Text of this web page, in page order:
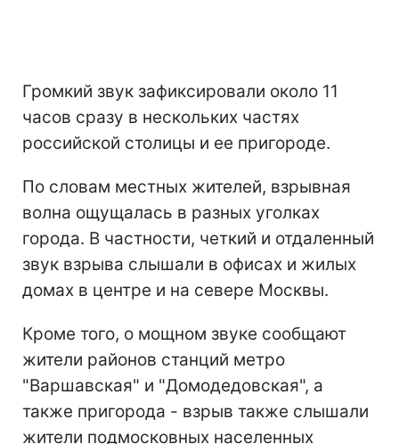
Громкий звук зафиксировали около 11
часов сразу в нескольких частях
российской столицы и ее пригороде.
По словам местных жителей, взрывная
волна ощущалась в разных уголках
города. В частности, четкий и отдаленный
звук взрыва слышали в офисах и жилых
домах в центре и на севере Москвы.
Кроме того, о мощном звуке сообщают
жители районов станций метро
"Варшавская" и "Домодедовская", а
также пригорода - взрыв также слышали
жители подмосковных населенных